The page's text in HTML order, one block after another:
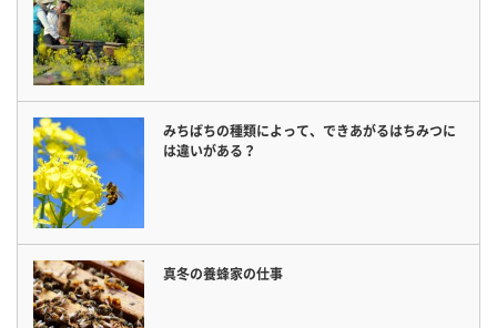
みちばちの種類によって、できあがるはちみつに
は違いがある？
真冬の養蜂家の仕事